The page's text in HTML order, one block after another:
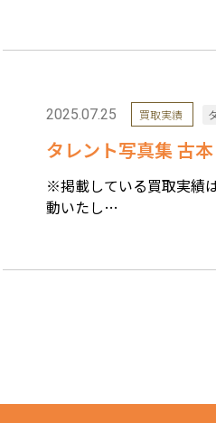
2025.07.25 買取実績
タレント写真集 古
※掲載している買取実績
動いたし…